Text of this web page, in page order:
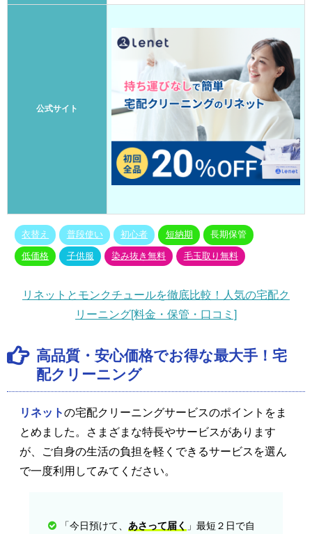
公式サイト
衣替え 普段使い 初心者 短納期 長期保管
低価格 子供服 染み抜き無料 毛玉取り無料
リネットとモンクチュールを徹底比較！人気の宅配ク
リーニング[料金・保管・口コミ]
高品質・安心価格でお得な最大手！宅
配クリーニング
リネットの宅配クリーニングサービスのポイントをま
とめました。さまざまな特長やサービスがあります
が、ご自身の生活の負担を軽くできるサービスを選ん
で一度利用してみてください。
「今日預けて、 あさって届く 」最短２日で自